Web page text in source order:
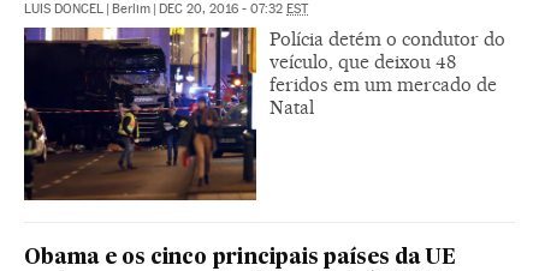
LUIS DONCEL | Berlim | DEC 20, 2016 - 07:32 EST
Polícia detém o condutor do
veículo, que deixou 48
feridos em um mercado de
Natal
Obama e os cinco principais países da UE